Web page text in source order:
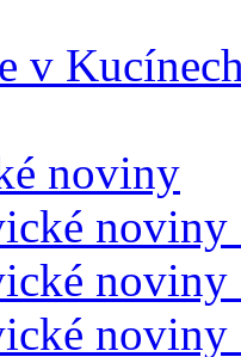
v
noviny
noviny
noviny
noviny